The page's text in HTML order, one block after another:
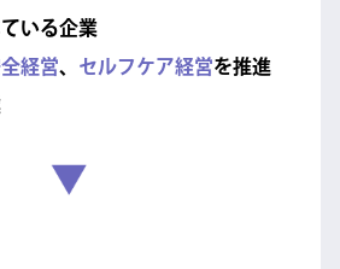
いる企業
経営、 セルフケア経営を推進